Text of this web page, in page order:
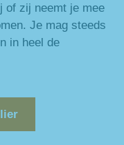
of zij neemt je mee
Je mag steeds
in heel de